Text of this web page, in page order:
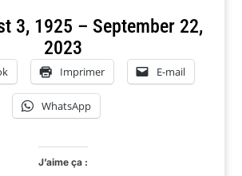
1925 – September 22,
2023
Imprimer E-mail
WhatsApp
J’aime ça :